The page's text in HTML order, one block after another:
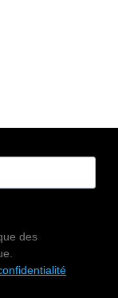
des